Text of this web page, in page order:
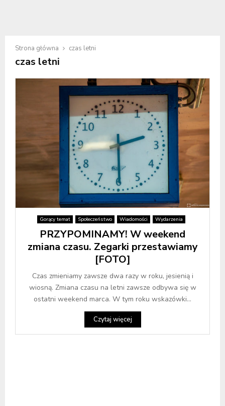
Strona główna czas letni
czas letni
Gorący temat Społeczeństwo Wiadomości Wydarzenia
PRZYPOMINAMY! W weekend
zmiana czasu. Zegarki przestawiamy
[FOTO]
Czas zmieniamy zawsze dwa razy w roku, jesienią i
wiosną. Zmiana czasu na letni zawsze odbywa się w
ostatni weekend marca. W tym roku wskazówki...
Czytaj więcej